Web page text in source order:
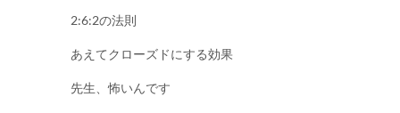
2:6:2の法則
あえてクローズドにする効果
先生、怖いんです